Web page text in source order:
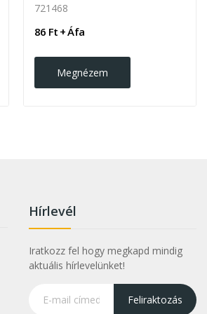
721468
86 Ft + Áfa
Megnézem
Hírlevél
Iratkozz fel hogy megkapd mindig
aktuális hírlevelünket!
Feliraktozás